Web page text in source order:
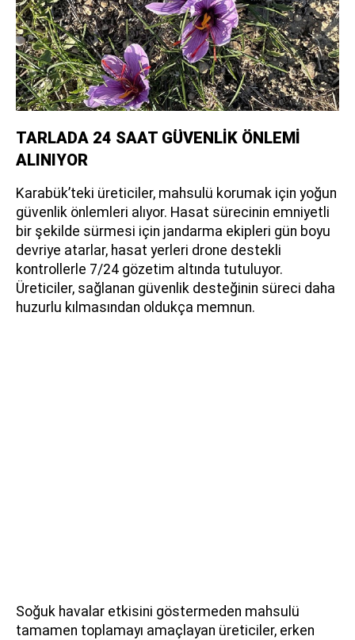
TARLADA 24 SAAT GÜVENLİK ÖNLEMİ
ALINIYOR
Karabük’teki üreticiler, mahsulü korumak için yoğun
güvenlik önlemleri alıyor. Hasat sürecinin emniyetli
bir şekilde sürmesi için jandarma ekipleri gün boyu
devriye atarlar, hasat yerleri drone destekli
kontrollerle 7/24 gözetim altında tutuluyor.
Üreticiler, sağlanan güvenlik desteğinin süreci daha
huzurlu kılmasından oldukça memnun.
Soğuk havalar etkisini göstermeden mahsulü
tamamen toplamayı amaçlayan üreticiler, erken